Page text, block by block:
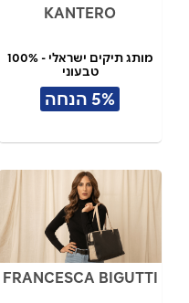
KANTERO
מותג תיקים ישראלי - 100%
טבעוני
תל אביב
5% הנחה
FRANCESCA BIGUTTI